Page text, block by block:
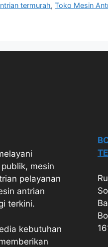
termurah, Toko Mesin
mesin
pelayanan
antrian
terkini.
kebutuhan